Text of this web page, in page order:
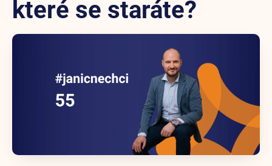
které se staráte?